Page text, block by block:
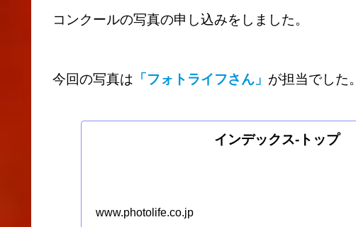
コンクールの写真の申し込みをしました。
今回の写真は 「フォトライフさん」 が担当でした。
インデックス-トップ
www.photolife.co.jp